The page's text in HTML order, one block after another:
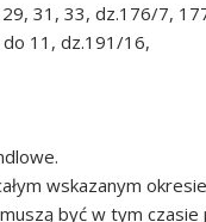
29, 31, 33, dz.176/7,
11, dz.191/16,
wskazanym
być w tym czasie